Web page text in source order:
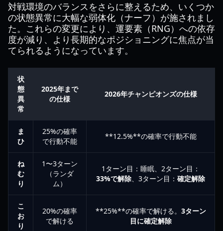
対戦環境のバランスをさらに整えるため、いくつか
の状態異常に大幅な弱体化（ナーフ）が施されまし
た。これらの変更により、運要素（RNG）への依存
度が減り、より長期的なポジショニングに焦点が当
てられるようになっています。
状
態
異
常
2025年まで
の仕様
2026年チャンピオンズの仕様
ま
ひ
25%の確率
で行動不能
**12.5%**の確率で行動不能
ね
む
り
1〜3ターン
（ランダ
ム）
1ターン目：睡眠、2ターン目：
33%で解除、3ターン目： 確定解除
こ
お
り
20%の確率
で解ける
**25%**の確率で解ける。 3ターン
目に確定解除